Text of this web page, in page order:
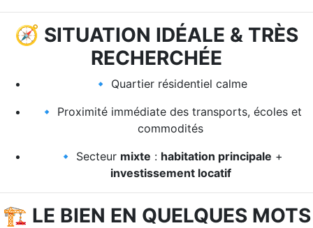
🧭 SITUATION IDÉALE & TRÈS
RECHERCHÉE
🔹 Quartier résidentiel calme
🔹 Proximité immédiate des transports, écoles et
commodités
🔹 Secteur mixte : habitation principale +
investissement locatif
🏗️ LE BIEN EN QUELQUES MOTS